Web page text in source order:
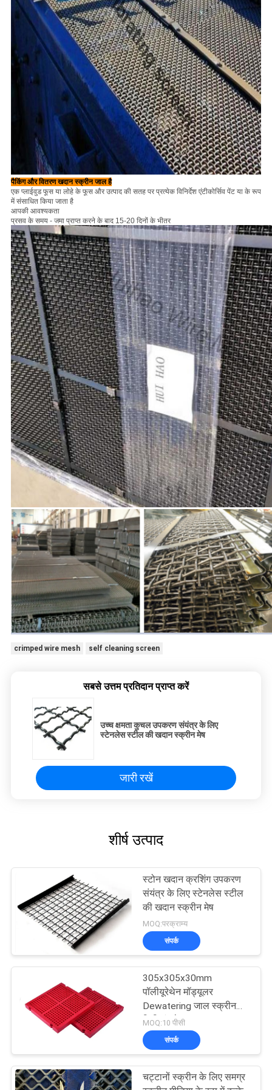
पैकिंग और वितरण खदान स्क्रीन जाल है
एक प्लाईवुड फूस या लोहे के फूस और उत्पाद की सतह पर प्रत्येक विनिर्देश एंटीकोर्सिव पेंट या के रूप
में संसाधित किया जाता है
आपकी आवश्यकता
प्रसव के समय - जमा प्राप्त करने के बाद 15-20 दिनों के भीतर
crimped wire mesh self cleaning screen
सबसे उत्तम प्रतिदान प्राप्त करें
उच्च क्षमता कुचल उपकरण संयंत्र के लिए
स्टेनलेस स्टील की खदान स्क्रीन मेष
जारी रखें
शीर्ष उत्पाद
स्टोन खदान क्रशिंग उपकरण
संयंत्र के लिए स्टेनलेस स्टील
की खदान स्क्रीन मेष
MOQ:परक्राम्य
संपर्क
305x305x30mm
पॉलीयूरेथेन मॉड्यूलर
Dewatering जाल स्क्रीन
फिक्सिंग के साथ पु ब्लाट
MOQ:10 पीसी
संपर्क
चट्टानों स्क्रीन के लिए समग्र